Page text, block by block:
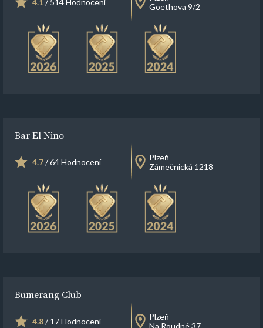
4.1/ 514 Hodnocení
Goethova 9/2
Bar El Nino
4.7/ 64 Hodnocení
Plzeň
Zámečnická 1218
Bumerang Club
4.8/ 17 Hodnocení
Plzeň
Na Roudné 37